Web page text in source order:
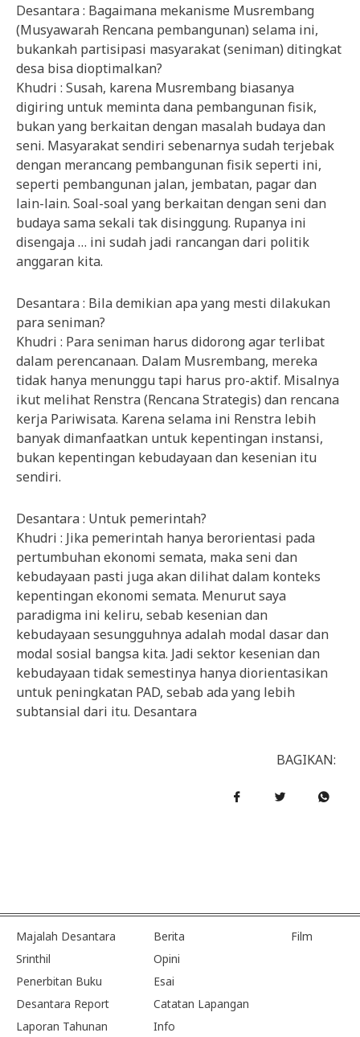
Desantara : Bagaimana mekanisme Musrembang
(Musyawarah Rencana pembangunan) selama ini,
bukankah partisipasi masyarakat (seniman) ditingkat
desa bisa dioptimalkan?
Khudri : Susah, karena Musrembang biasanya
digiring untuk meminta dana pembangunan fisik,
bukan yang berkaitan dengan masalah budaya dan
seni. Masyarakat sendiri sebenarnya sudah terjebak
dengan merancang pembangunan fisik seperti ini,
seperti pembangunan jalan, jembatan, pagar dan
lain-lain. Soal-soal yang berkaitan dengan seni dan
budaya sama sekali tak disinggung. Rupanya ini
disengaja … ini sudah jadi rancangan dari politik
anggaran kita.
Desantara : Bila demikian apa yang mesti dilakukan
para seniman?
Khudri : Para seniman harus didorong agar terlibat
dalam perencanaan. Dalam Musrembang, mereka
tidak hanya menunggu tapi harus pro-aktif. Misalnya
ikut melihat Renstra (Rencana Strategis) dan rencana
kerja Pariwisata. Karena selama ini Renstra lebih
banyak dimanfaatkan untuk kepentingan instansi,
bukan kepentingan kebudayaan dan kesenian itu
sendiri.
Desantara : Untuk pemerintah?
Khudri : Jika pemerintah hanya berorientasi pada
pertumbuhan ekonomi semata, maka seni dan
kebudayaan pasti juga akan dilihat dalam konteks
kepentingan ekonomi semata. Menurut saya
paradigma ini keliru, sebab kesenian dan
kebudayaan sesungguhnya adalah modal dasar dan
modal sosial bangsa kita. Jadi sektor kesenian dan
kebudayaan tidak semestinya hanya diorientasikan
untuk peningkatan PAD, sebab ada yang lebih
subtansial dari itu. Desantara
BAGIKAN:
Majalah Desantara
Srinthil
Penerbitan Buku
Desantara Report
Laporan Tahunan
Berita
Opini
Esai
Catatan Lapangan
Info
Film